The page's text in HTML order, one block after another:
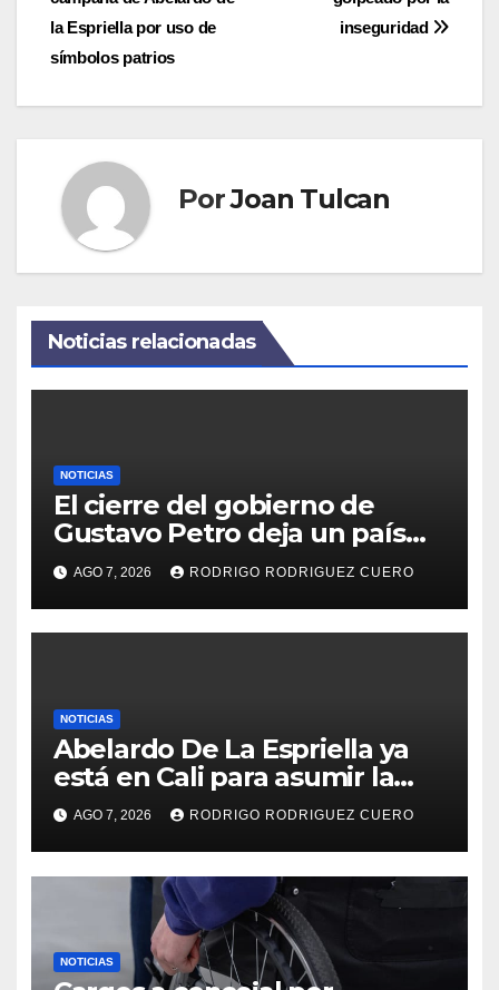
de
entradas
inseguridad
la Espriella por uso de
símbolos patrios
PorJoan Tulcan
Noticias relacionadas
NOTICIAS
El cierre del gobierno de
Gustavo Petro deja un país
marcado por tensiones y
desafíos
AGO 7, 2026 RODRIGO RODRIGUEZ CUERO
NOTICIAS
Abelardo De La Espriella ya
está en Cali para asumir la
Presidencia este 7 de agosto
AGO 7, 2026 RODRIGO RODRIGUEZ CUERO
NOTICIAS